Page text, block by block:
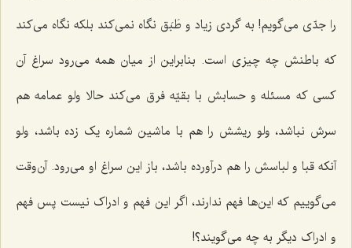
را جدّى مى‌گویم! به گردى زیاد و طَبَق نگاه نمى‌کند بلکه نگاه مى‌کند
که باطنش چه چیزی است. بنابراین از میان همه مى‌رود سراغ آن
کسی که مسئله و حسابش با بقیّه فرق مى‌کند حالا ولو عمامه هم
سرش نباشد، ولو ریشش را هم با ماشین شماره یک زده باشد، ولو
آنکه قبا و لباسش را هم درآورده باشد، باز این سراغ او مى‌رود. آن‌وقت
مى‌گوییم که این‌ها فهم ندارند، اگر این فهم و ادراک نیست پس فهم
و ادراک دیگر به چه مى‌گویند؟!